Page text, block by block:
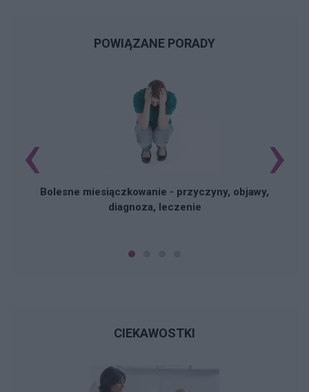
POWIĄZANE PORADY
Bolesne miesiączkowanie - przyczyny, objawy,
diagnoza, leczenie
‹ ›
CIEKAWOSTKI